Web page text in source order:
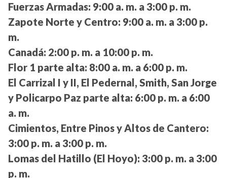
Fuerzas Armadas: 9:00 a. m. a 3:00 p. m.
Zapote Norte y Centro: 9:00 a. m. a 3:00 p.
m.
Canadá: 2:00 p. m. a 10:00 p. m.
Flor 1 parte alta: 8:00 a. m. a 6:00 p. m.
El Carrizal I y II, El Pedernal, Smith, San Jorge
y Policarpo Paz parte alta: 6:00 p. m. a 6:00
a. m.
Cimientos, Entre Pinos y Altos de Cantero:
3:00 p. m. a 3:00 p. m.
Lomas del Hatillo (El Hoyo): 3:00 p. m. a 3:00
p. m.